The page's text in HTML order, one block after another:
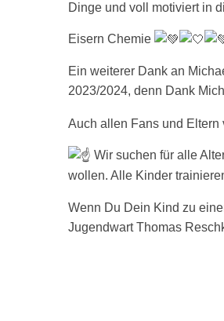
Dinge und voll motiviert in
Eisern Chemie
Ein weiterer Dank an
2023/2024, denn Dank
Auch allen Fans und Eltern
Wir suchen für alle
wollen. Alle Kinder
Wenn Du Dein Kind zu
Jugendwart Thomas